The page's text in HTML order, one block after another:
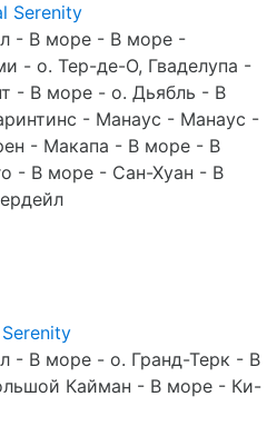
Serenity
- В море - В море -
- о. Тер-де-О, Гваделупа -
- В море - о. Дьябль - В
- Манаус - Манаус -
- Макапа - В море - В
- В море - Сан-Хуан - В
- В море - о. Гранд-Терк - В
Кайман - В море - Ки-